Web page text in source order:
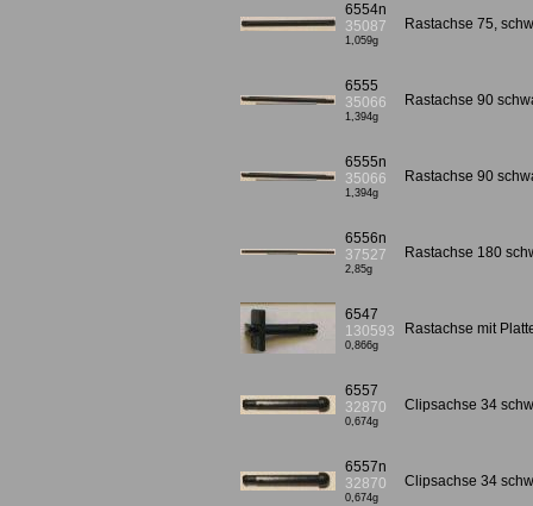
6554n
35087
1,059g
Rastachse 75,
6555
35066
1,394g
Rastachse 90
6555n
35066
1,394g
Rastachse 90
6556n
37527
2,85g
Rastachse 180
6547
130593
0,866g
Rastachse mit
6557
32870
0,674g
Clipsachse 34
6557n
32870
0,674g
Clipsachse 34